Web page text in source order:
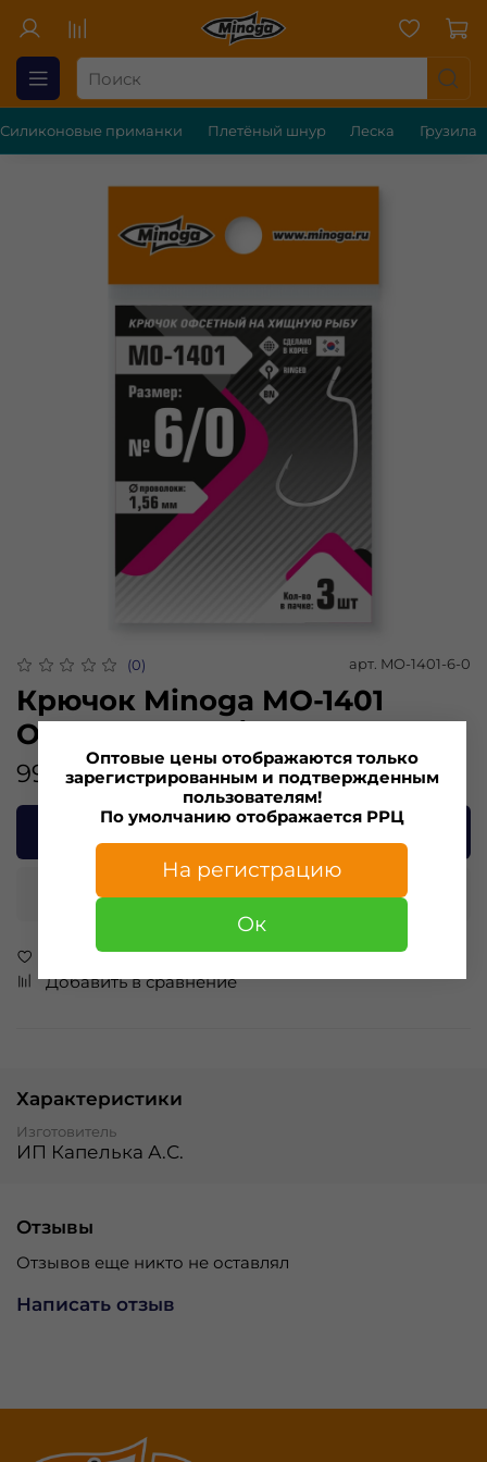
Силиконовые приманки Плетёный шнур Леска Грузила
(0) арт. MO-1401-6-0
Крючок Minoga MO-1401
Офсетник №6/0 (3 шт)
99.00 ₽
В корзину
Купить в 1 клик
В избранное
Добавить в сравнение
Характеристики
Изготовитель
ИП Капелька А.С.
Отзывы
Отзывов еще никто не оставлял
Написать отзыв
Оптовые цены отображаются только
зарегистрированным и подтвержденным
пользователям!
По умолчанию отображается РРЦ
На регистрацию
Ок